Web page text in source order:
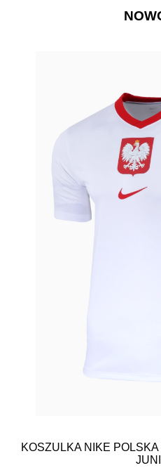
KOSZULKA NIKE